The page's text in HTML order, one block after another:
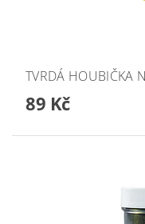
TVRDÁ HOUBIČKA
89 Kč